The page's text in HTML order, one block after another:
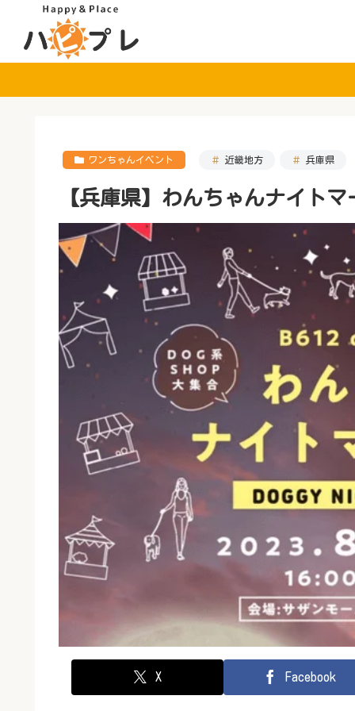
ワンちゃんイベント 近畿地方 兵庫県
【兵庫県】わんちゃんナイトマ
X Facebook